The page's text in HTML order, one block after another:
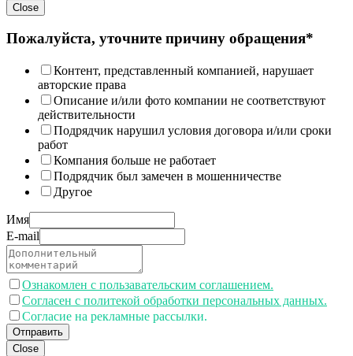
Close
Пожалуйста, уточните причину обращения*
Контент, представленный компанией, нарушает
авторские права
Описание и/или фото компании не соответствуют
действительности
Подрядчик нарушил условия договора и/или сроки
работ
Компания больше не работает
Подрядчик был замечен в мошенничестве
Другое
Имя
E-mail
Ознакомлен с пользавательским соглашением.
Согласен с политекой обработки персональных данных.
Согласие на рекламные рассылки.
Отправить
Close